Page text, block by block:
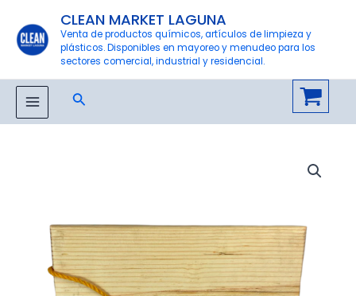
contenido
CLEAN MARKET LAGUNA
Venta de productos químicos, artículos de limpieza y
plásticos. Disponibles en mayoreo y menudeo para los
sectores comercial, industrial y residencial.
MAIN
Buscar